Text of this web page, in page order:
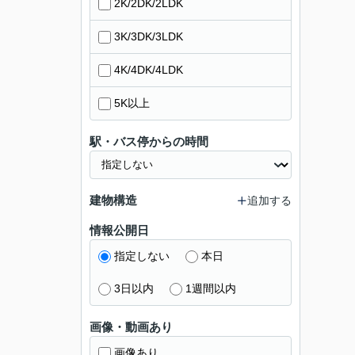
2K/2DK/2LDK
3K/3DK/3LDK
4K/4DK/4LDK
5K以上
駅・バス停からの時間
建物構造 追加する
情報公開日
指定しない 本日
3日以内 1週間以内
画像・動画あり